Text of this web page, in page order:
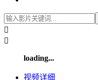


loading...
视频详细